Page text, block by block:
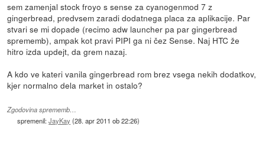
sem zamenjal stock froyo s sense za cyanogenmod 7 z
gingerbread, predvsem zaradi dodatnega placa za aplikacije. Par
stvari se mi dopade (recimo adw launcher pa par gingerbread
sprememb), ampak kot pravi PIPI ga ni čez Sense. Naj HTC že
hitro izda updejt, da grem nazaj.
A kdo ve kateri vanila gingerbread rom brez vsega nekih dodatkov,
kjer normalno dela market in ostalo?
Zgodovina sprememb…
spremenil:JayKay (28. apr 2011 ob 22:26)